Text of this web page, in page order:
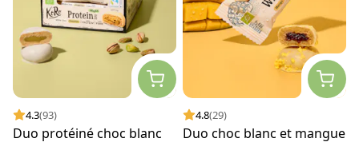
4.3(93)
Duo protéiné choc blanc
4.8(29)
Duo choc blanc et mangue